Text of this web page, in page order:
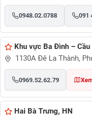
0948.02.0788 091
Khu vực Ba Đình – Cầu
1130A Đê La Thành,
0969.52.62.79
Hai Bà Trưng, HN